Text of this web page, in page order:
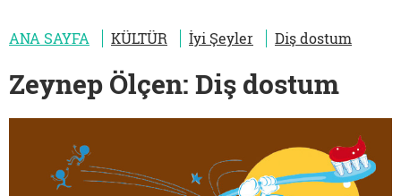
ANA SAYFA KÜLTÜR İyi Şeyler Diş dostum
Zeynep Ölçen: Diş dostum